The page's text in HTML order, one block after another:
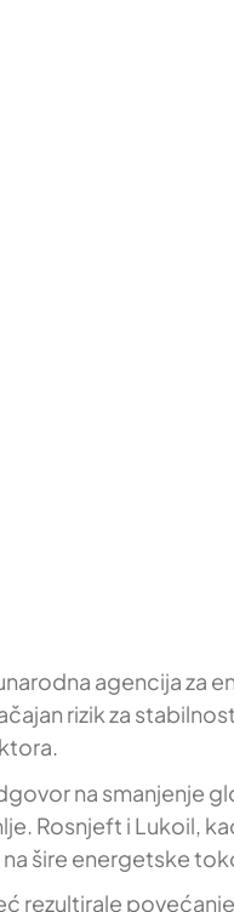
agencija za
rizik za
na smanjenje
Rosnjeft i Lukoil,
šire energetske
rezultirale